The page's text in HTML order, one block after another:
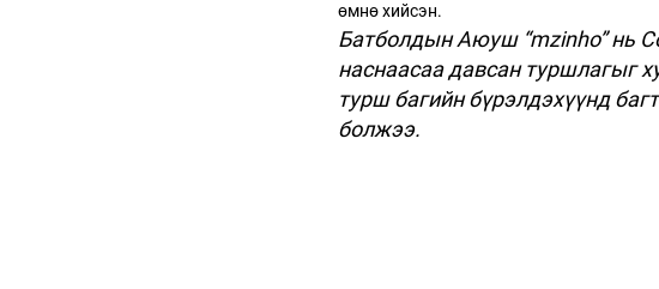
өмнө хийсэн.
Батболдын Аюуш “mzinho” нь
наснаасаа давсан туршлагыг
турш багийн бүрэлдэхүүнд
болжээ.